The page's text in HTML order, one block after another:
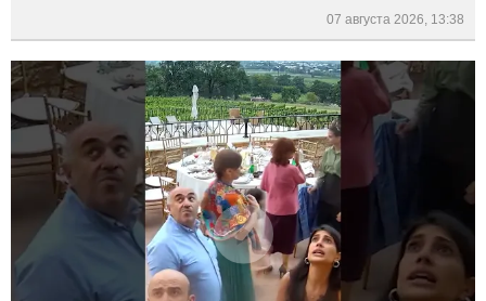
07 августа 2026, 13:38